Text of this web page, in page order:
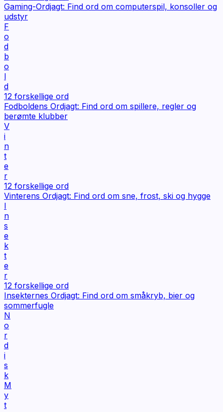
Gaming-Ordjagt: Find ord om computerspil, konsoller og
udstyr
F
o
d
b
o
l
d
12 forskellige ord
Fodboldens Ordjagt: Find ord om spillere, regler og
berømte klubber
V
i
n
t
e
r
12 forskellige ord
Vinterens Ordjagt: Find ord om sne, frost, ski og hygge
I
n
s
e
k
t
e
r
12 forskellige ord
Insekternes Ordjagt: Find ord om småkryb, bier og
sommerfugle
N
o
r
d
i
s
k
M
y
t